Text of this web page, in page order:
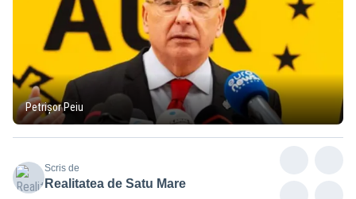
Petrișor Peiu
Scris de
Realitatea de Satu Mare